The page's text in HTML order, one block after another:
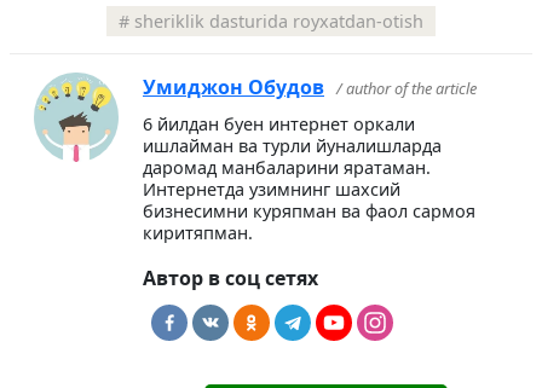
sheriklik dasturida royxatdan-otish
Умиджон Обудов / author of the article
6 йилдан буен интернет оркали
ишлайман ва турли йуналишларда
даромад манбаларини яратаман.
Интернетда узимнинг шахсий
бизнесимни куряпман ва фаол сармоя
киритяпман.
Автор в соц сетях